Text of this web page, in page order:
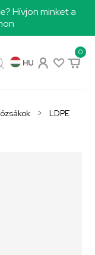
Hívjon minket a
0
HU
LDPE